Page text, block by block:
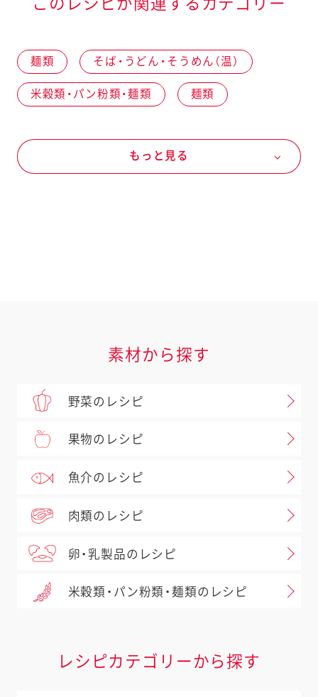
このレシピが関連するカテゴリー
麺類 そば・うどん・そうめん（温）
米穀類・パン粉類・麺類 麺類
長ねぎ
もっと見る
素材から探す
野菜のレシピ
果物のレシピ
魚介のレシピ
肉類のレシピ
卵・乳製品のレシピ
米穀類・パン粉類・麺類のレシピ
レシピカテゴリーから探す